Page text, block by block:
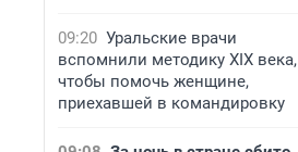
09:20 Уральские врачи
вспомнили методику XIX века,
чтобы помочь женщине,
приехавшей в командировку